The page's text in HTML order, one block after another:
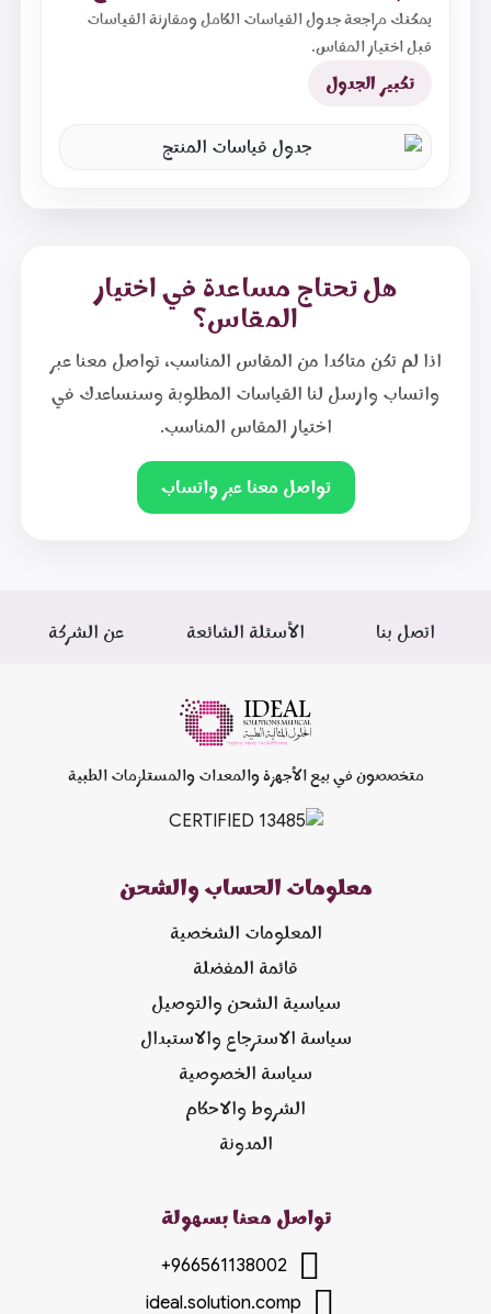
يمكنك مراجعة جدول القياسات الكامل ومقارنة القياسات
قبل اختيار المقاس.
تكبير الجدول
هل تحتاج مساعدة في اختيار
المقاس؟
اذا لم تكن متاكدا من المقاس المناسب، تواصل معنا عبر
واتساب وارسل لنا القياسات المطلوبة وسنساعدك في
اختيار المقاس المناسب.
تواصل معنا عبر واتساب
اتصل بنا الأسئلة الشائعة عن الشركة
متخصصون في بيع الأجهزة والمعدات والمستلزمات الطبية
معلومات الحساب والشحن
المعلومات الشخصية
قائمة المفضلة
سياسية الشحن والتوصيل
سياسة الاسترجاع والاستبدال
سياسة الخصوصية
الشروط والاحكام
المدونة
تواصل معنا بسهولة
+966561138002
ideal.solution.comp